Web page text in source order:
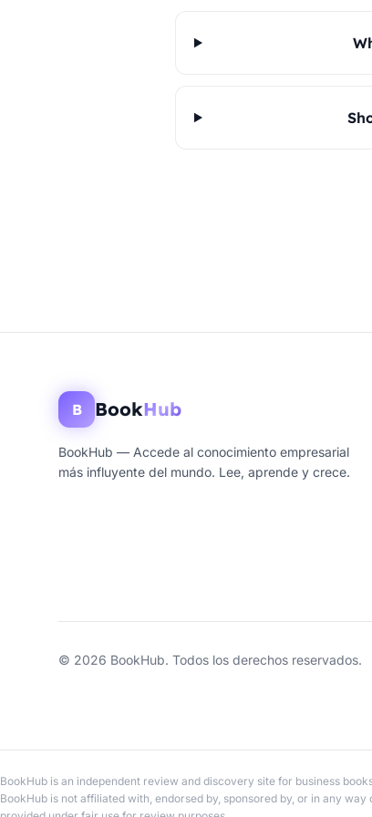
B BookHub
BookHub — Accede al conocimiento empresarial
más influyente del mundo. Lee, aprende y crece.
© 2026 BookHub. Todos los derechos reservados.
BookHub is an independent review and discovery site for business
BookHub is not affiliated with, endorsed by, sponsored by, or in any